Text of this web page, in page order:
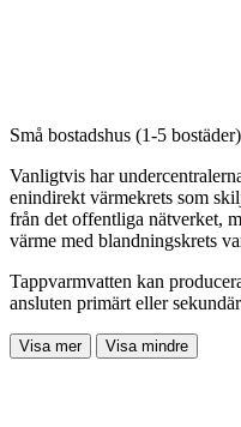
Små bostadshus (1-5 bostäder) ​
Vanligtvis har
enindirekt värmekrets som
från det offentliga nätverket,
värme med blandningskrets
Tappvarmvatten kan
ansluten primärt eller
Visa mer Visa mindre